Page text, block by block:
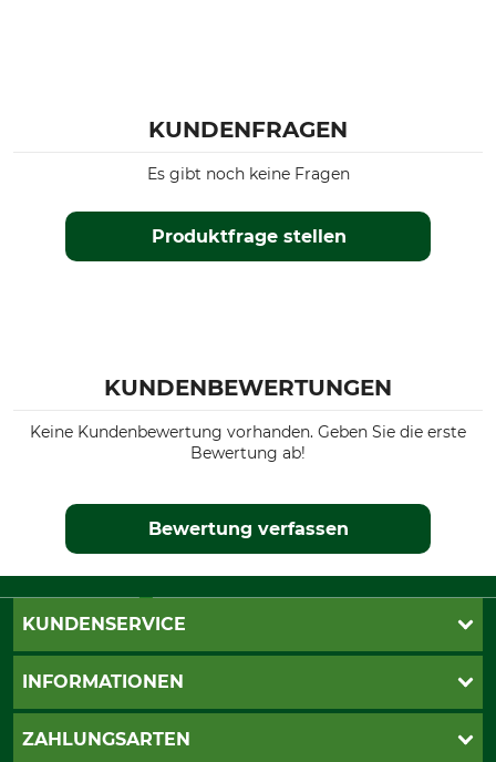
KUNDENFRAGEN
Produktfrage stellen
Es gibt noch keine Fragen
KUNDENBEWERTUNGEN
Keine Kundenbewertung vorhanden. Geben Sie die erste
Bewertung ab!
Bewertung verfassen
KUNDENSERVICE
Live-Shopping
INFORMATIONEN
AGB
ZAHLUNGSARTEN